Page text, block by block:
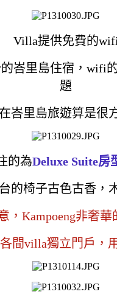
Villa提供免費的wifi
峇里島住宿，wifi
題
在峇里島旅遊算是很
的為Deluxe Suite房
的椅子古色古香，
，Kampoeng非奢
間villa獨立門戶，